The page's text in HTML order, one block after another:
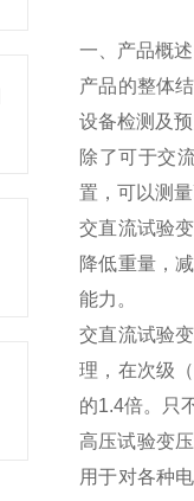
一、产品概述
产品的整体
设备检测及
除了可于交
置，可以测
交直流试验
降低重量，
能力。
交直流试验
理，在次级
的1.4倍。只
高压试验变
用于对各种